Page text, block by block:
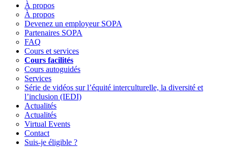
À propos
À propos
Devenez un employeur SOPA
Partenaires SOPA
FAQ
Cours et services
Cours facilités
Cours autoguidés
Services
Série de vidéos sur l’équité interculturelle, la diversité et
l’inclusion (IEDI)
Actualités
Actualités
Virtual Events
Contact
Suis-je éligible ?